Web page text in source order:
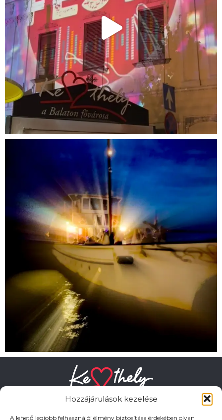
Hozzájárulások kezelése
A lehető legjobb felhasználói élmény biztosítása érdekében olyan